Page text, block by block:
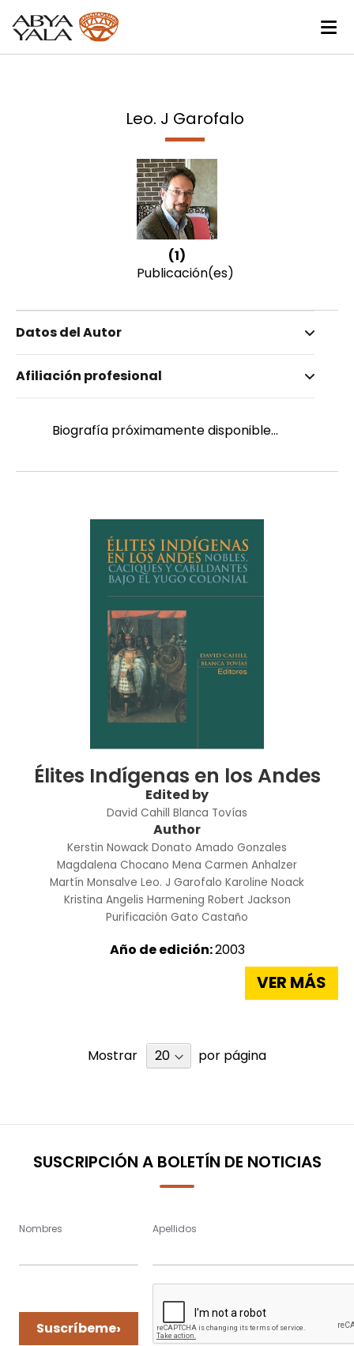
Leo. J Garofalo
(1)
Publicación(es)
Datos del Autor
Garofalo, Leo. J
Afiliación profesional
Biografía próximamente disponible...
Élites Indígenas en los Andes
Edited by
David Cahill Blanca Tovías
Author
Kerstin Nowack Donato Amado Gonzales
Magdalena Chocano Mena Carmen Anhalzer
Martín Monsalve Leo. J Garofalo Karoline Noack
Kristina Angelis Harmening Robert Jackson
Purificación Gato Castaño
Año de edición:2003
VER MÁS
Mostrar por página
SUSCRIPCIÓN A BOLETÍN DE NOTICIAS
Nombres Apellidos
Suscríbeme›